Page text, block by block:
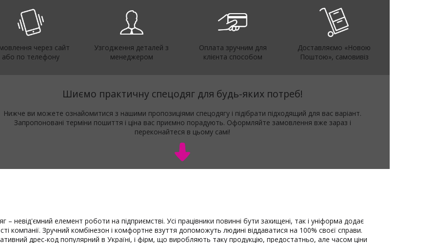
через сайт
або по телефону
Узгодження деталей з
менеджером
Оплата зручним для
клієнта способом
Доставляємо «Новою
Поштою», самовивіз
Шиємо практичну спецодяг для будь-яких потреб!
Нижче ви можете ознайомитися з нашими пропозиціями спецодягу і підібрати підходящий для вас варіант.
Запропоновані терміни пошиття і ціна вас приємно порадують. Оформляйте замовлення вже зараз і
переконайтеся в цьому самі!
– невід'ємний елемент роботи на підприємстві. Усі працівники повинні бути захищені, так і уніформа додає
компанії. Зручний комбінезон і комфортне взуття допоможуть людині віддаватися на 100% своєї справи.
дрес-код популярний в Україні, і фірм, що виробляють таку продукцію, предостатньо, але часом ціни